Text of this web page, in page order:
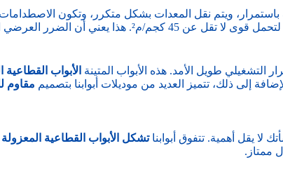
ويتم نقل المعدات بشكل متكرر، وتكون
لذلك، فإن أبوابنا القطاعية المقاومة للصدمات
التشغيلي طويل الأمد. هذه الأبواب المتينة الأبواب القطاعية
إلى ذلك، تتميز العديد من موديلات أبوابنا بتصميم مقاوم
لا يقل أهمية. تتفوق أبوابنا تشكل الأبواب القطاعية المعزولة
ممتاز.